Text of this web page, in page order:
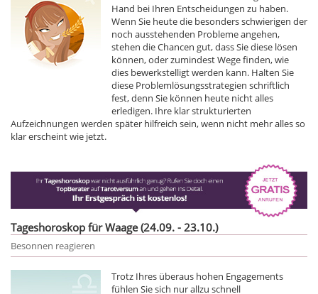
Hand bei Ihren Entscheidungen zu haben.
Wenn Sie heute die besonders schwierigen der
noch ausstehenden Probleme angehen,
stehen die Chancen gut, dass Sie diese lösen
können, oder zumindest Wege finden, wie
dies bewerkstelligt werden kann. Halten Sie
diese Problemlösungsstrategien schriftlich
fest, denn Sie können heute nicht alles
erledigen. Ihre klar strukturierten
Aufzeichnungen werden später hilfreich sein, wenn nicht mehr alles so
klar erscheint wie jetzt.
Tageshoroskop für Waage (24.09. - 23.10.)
Besonnen reagieren
Trotz Ihres überaus hohen Engagements
fühlen Sie sich nur allzu schnell